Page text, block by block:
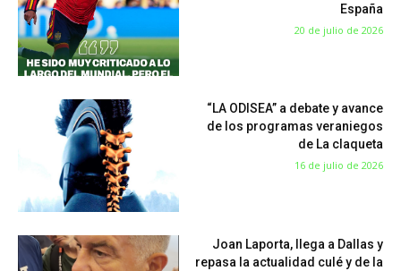
España
20 de julio de 2026
“LA ODISEA” a debate y avance
de los programas veraniegos
de La claqueta
16 de julio de 2026
Joan Laporta, llega a Dallas y
repasa la actualidad culé y de la